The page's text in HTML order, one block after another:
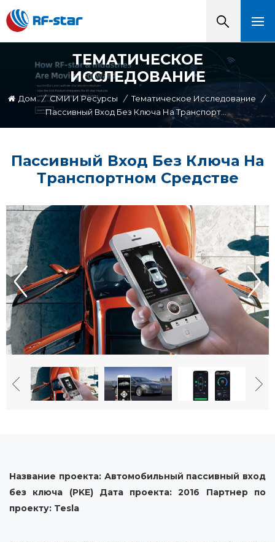
ТЕМАТИЧЕСКОЕ
ИССЛЕДОВАНИЕ
Дом / СМИ И Ресурсы / Тематическое Исследование
/
Пассивный Вход Без Ключа На Транспортном Средстве
Пассивный Вход Без Ключа На
Транспортном Средстве
Название проекта: Автомобильный пассивный вход
без ключа (PKE) Дата проекта: 2016 Партнер по
проекту: Tesla